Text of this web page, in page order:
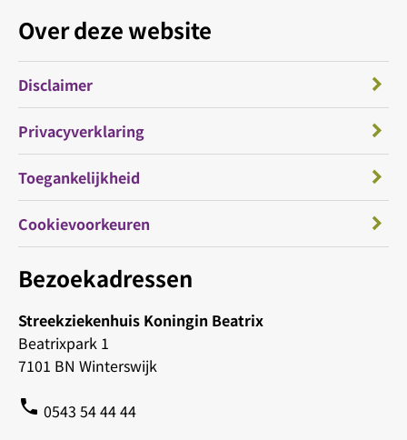
Bezoekadressen
Streekziekenhuis Koningin Beatrix
Beatrixpark 1
7101 BN Winterswijk
phone 0543 54 44 44
Over deze website
Disclaimer
Privacyverklaring
Toegankelijkheid
Cookievoorkeuren